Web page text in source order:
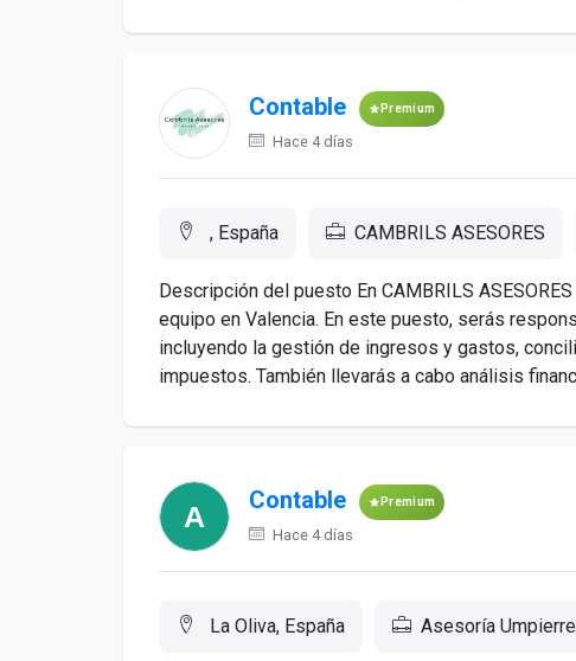
Contable Premium
Hace 4 días
, España CAMBRILS ASESORES
Descripción del puesto En CAMBRILS
equipo en Valencia. En este puesto, serás
incluyendo la gestión de ingresos y gastos,
impuestos. También llevarás a cabo análisis
Contable Premium
Hace 4 días
La Oliva, España Asesoría